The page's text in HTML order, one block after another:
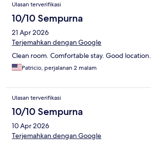
Ulasan terverifikasi
10/10 Sempurna
21 Apr 2026
Terjemahkan dengan Google
Clean room. Comfortable stay. Good location.
Patricio, perjalanan 2 malam
Ulasan terverifikasi
10/10 Sempurna
10 Apr 2026
Terjemahkan dengan Google